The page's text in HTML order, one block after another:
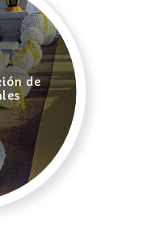
de